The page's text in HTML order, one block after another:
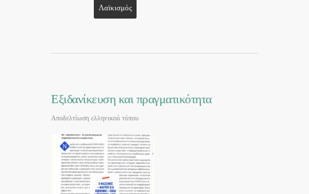
Λαϊκισμός
Εξιδανίκευση και πραγματικότητα
Αποδελτίωση ελληνικού τύπου